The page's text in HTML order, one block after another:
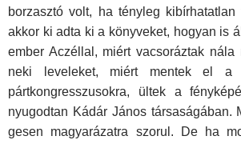
borzasztó volt, ha tényleg
akkor ki adta ki a könyveket, hogyan is
ember Aczéllal, miért vacsoráztak nála
neki leveleket, miért mentek el a
pártkongresszusokra, ültek a
nyugodtan Kádár János társaságában.
gesen magyarázatra szorul. De ha